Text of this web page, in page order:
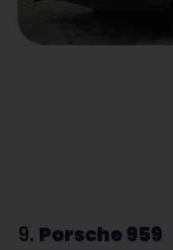
9. Porsche 959